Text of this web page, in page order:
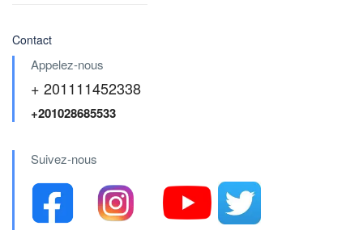
Contact
Appelez-nous
+ 201111452338
+201028685533
Suivez-nous